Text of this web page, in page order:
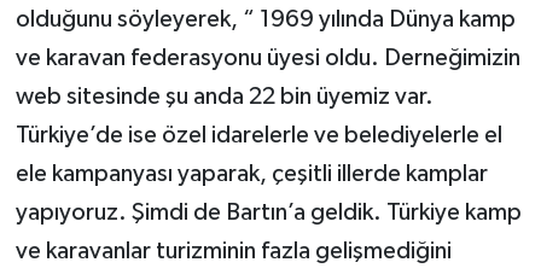
olduğunu söyleyerek, “ 1969 yılında Dünya kamp
ve karavan federasyonu üyesi oldu. Derneğimizin
web sitesinde şu anda 22 bin üyemiz var.
Türkiye’de ise özel idarelerle ve belediyelerle el
ele kampanyası yaparak, çeşitli illerde kamplar
yapıyoruz. Şimdi de Bartın’a geldik. Türkiye kamp
ve karavanlar turizminin fazla gelişmediğini